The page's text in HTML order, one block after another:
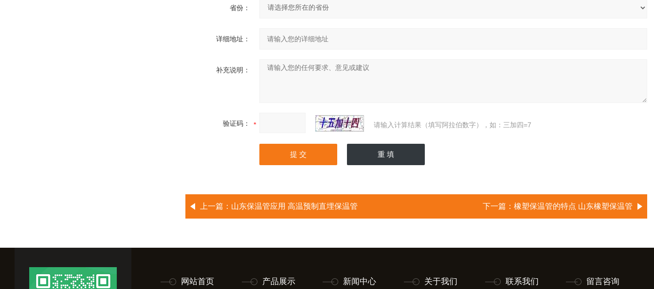
省份：
详细地址：
补充说明：
验证码： 请输入计算结果（填写阿拉伯数字），如：三加四=7
上一篇： 山东保温管应用 高温预制直埋保温管 下一篇： 橡塑保温管的特点 山东橡塑保温管
网站首页 产品展示 新闻中心 关于我们 联系我们 留言咨询